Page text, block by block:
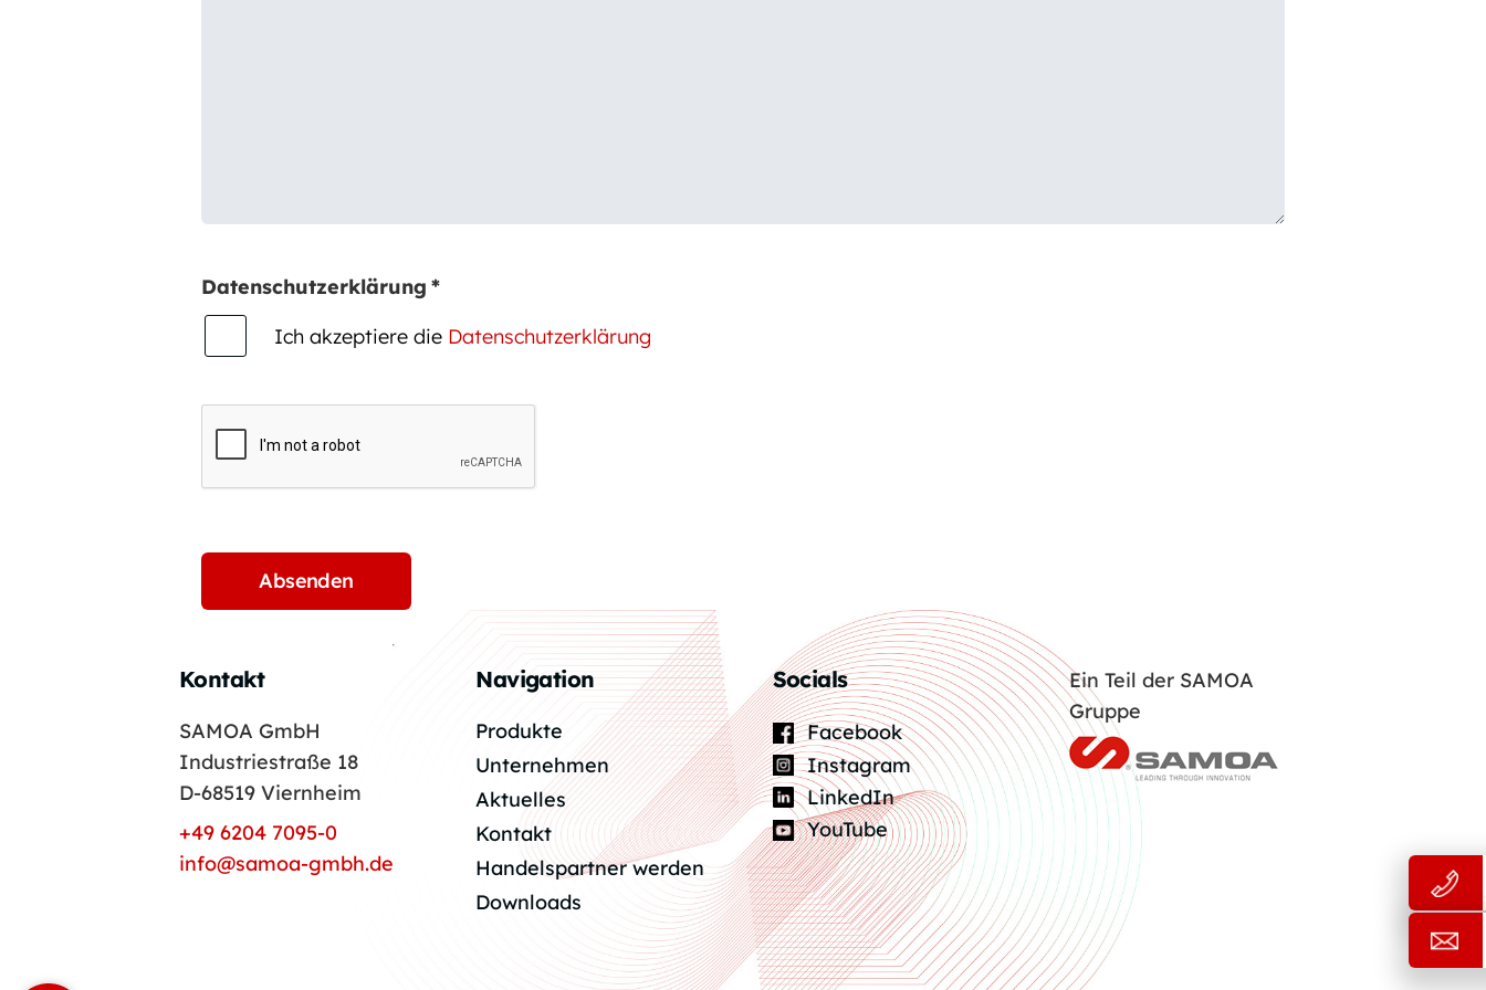
Datenschutzerklärung *
Ich akzeptiere die Datenschutzerklärung
Kontakt
SAMOA GmbH
Industriestraße 18
D-68519 Viernheim
+49 6204 7095-0
info@samoa-gmbh.de
Navigation
Produkte
Unternehmen
Aktuelles
Kontakt
Handelspartner werden
Downloads
Socials
Facebook
Instagram
LinkedIn
YouTube
Ein Teil der SAMOA
Gruppe